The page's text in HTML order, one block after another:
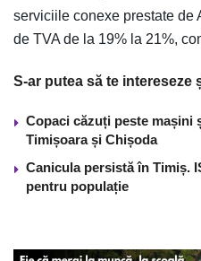
serviciile conexe prestate de
de TVA de la 19% la 21%,
S-ar putea să te intereseze
Copaci căzuți peste mașini
Timișoara și Chișoda
Canicula persistă în Timiș.
pentru populație